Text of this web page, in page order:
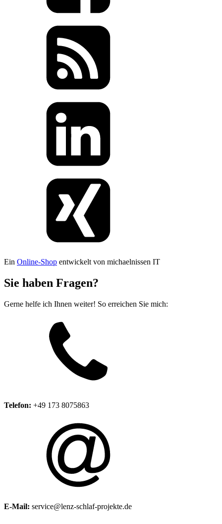
Ein Online-Shop entwickelt von michaelnissen IT
Sie haben Fragen?
Gerne helfe ich Ihnen weiter! So erreichen Sie mich:
Telefon: +49 173 8075863
E-Mail: service@lenz-schlaf-projekte.de